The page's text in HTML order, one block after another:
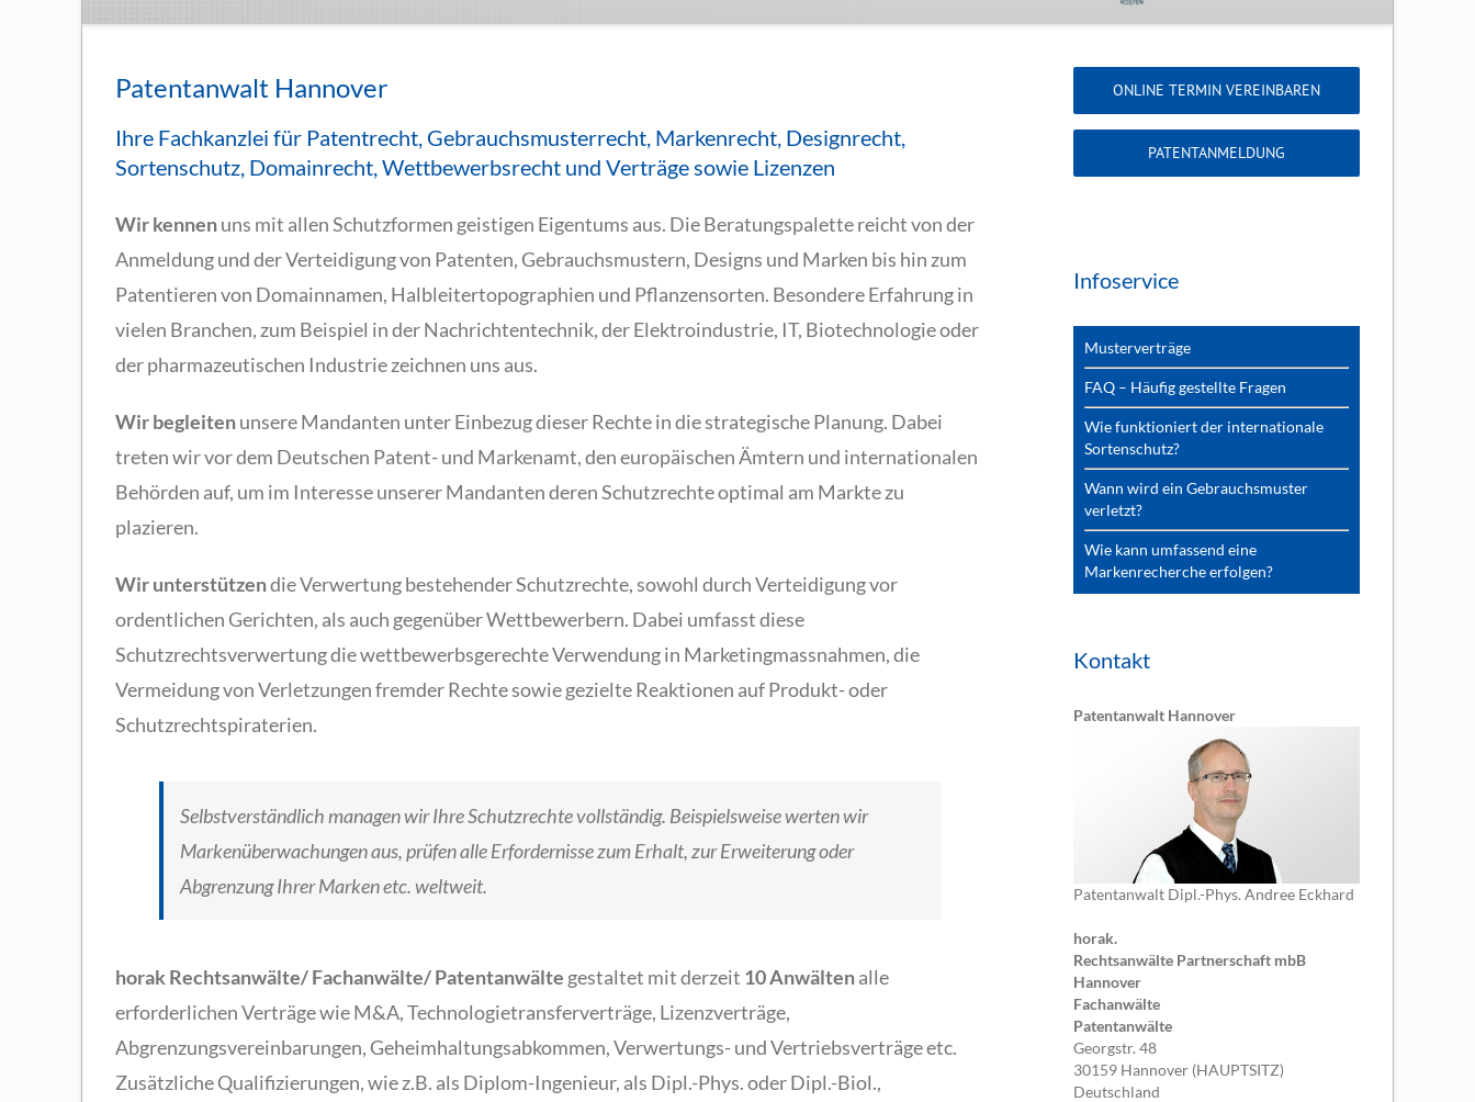
Patentanwalt Hannover
Ihre Fachkanzlei für Patentrecht, Gebrauchsmusterrecht, Markenrecht, Designrecht,
Sortenschutz, Domainrecht, Wettbewerbsrecht und Verträge sowie Lizenzen
Wir kennenuns mit allen Schutzformen geistigen Eigentums aus. Die Beratungspalette reicht von der
Anmeldung und der Verteidigung von Patenten, Gebrauchsmustern, Designs und Marken bis hin zum
Patentieren von Domainnamen, Halbleitertopographien und Pflanzensorten. Besondere Erfahrung in
vielen Branchen, zum Beispiel in der Nachrichtentechnik, der Elektroindustrie, IT, Biotechnologie oder
der pharmazeutischen Industrie zeichnen uns aus.
Wir begleitenunsere Mandanten unter Einbezug dieser Rechte in die strategische Planung. Dabei
treten wir vor dem Deutschen Patent- und Markenamt, den europäischen Ämtern und internationalen
Behörden auf, um im Interesse unserer Mandanten deren Schutzrechte optimal am Markte zu
plazieren.
Wir unterstützendie Verwertung bestehender Schutzrechte, sowohl durch Verteidigung vor
ordentlichen Gerichten, als auch gegenüber Wettbewerbern. Dabei umfasst diese
Schutzrechtsverwertung die wettbewerbsgerechte Verwendung in Marketingmassnahmen, die
Vermeidung von Verletzungen fremder Rechte sowie gezielte Reaktionen auf Produkt- oder
Schutzrechtspiraterien.
Selbstverständlich managen wir Ihre Schutzrechte vollständig. Beispielsweise werten wir
Markenüberwachungen aus, prüfen alle Erfordernisse zum Erhalt, zur Erweiterung oder
Abgrenzung Ihrer Marken etc. weltweit.
horak Rechtsanwälte/ Fachanwälte/ Patentanwälte gestaltet mit derzeit 10 Anwältenalle
erforderlichen Verträge wie M&A, Technologietransferverträge, Lizenzverträge,
Abgrenzungsvereinbarungen, Geheimhaltungsabkommen, Verwertungs- und Vertriebsverträge etc.
Zusätzliche Qualifizierungen, wie z.B. als Diplom-Ingenieur, als Dipl.-Phys. oder Dipl.-Biol.,
ONLINE TERMIN VEREINBAREN
PATENTANMELDUNG
Infoservice
Musterverträge
FAQ – Häufig gestellte Fragen
Wie funktioniert der internationale
Sortenschutz?
Wann wird ein Gebrauchsmuster
verletzt?
Wie kann umfassend eine
Markenrecherche erfolgen?
Kontakt
Patentanwalt Hannover
Patentanwalt Dipl.-Phys. Andree Eckhard
horak.
Rechtsanwälte Partnerschaft mbB
Hannover
Fachanwälte
Patentanwälte
Georgstr. 48
30159 Hannover (HAUPTSITZ)
Deutschland